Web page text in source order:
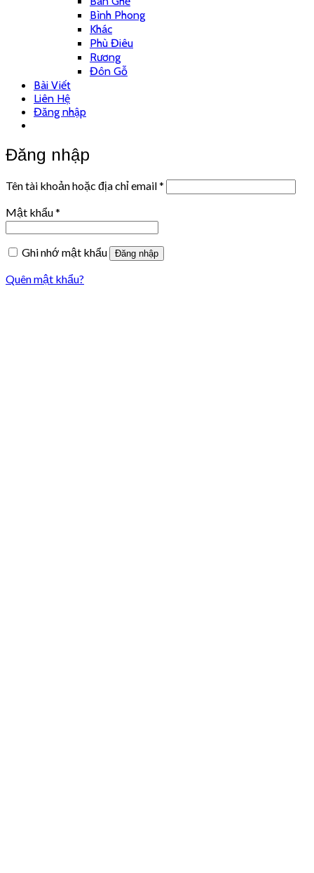
Bình Phong
Khác
Phù Điêu
Rương
Đôn Gỗ
Bài Viết
Liên Hệ
Đăng nhập
Đăng nhập
Tên tài khoản hoặc địa chỉ email*
Mật khẩu*
Ghi nhớ mật khẩu Đăng nhập
Quên mật khẩu?